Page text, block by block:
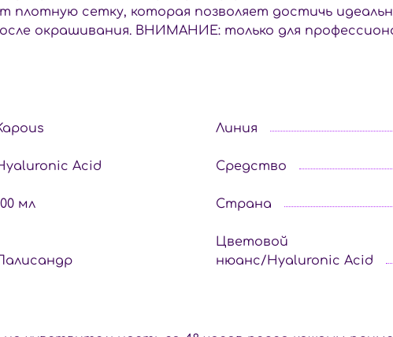
плотную сетку, которая позволяет достичь
окрашивания. ВНИМАНИЕ: только для
Линия
Acid Средство
мл Страна
Цветовой
нюанс/Hyaluronic Acid